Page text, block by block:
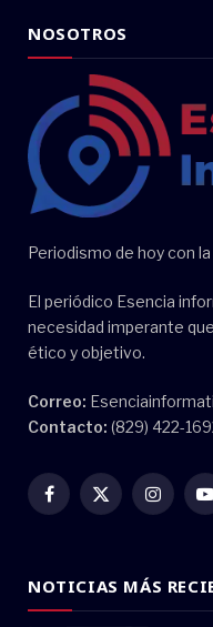
NOSOTROS
Periodismo de hoy con
El periódico Esencia
necesidad imperante
ético y objetivo.
Correo:
Contacto: (829) 422-
Facebook
X
NOTICIAS MÁS